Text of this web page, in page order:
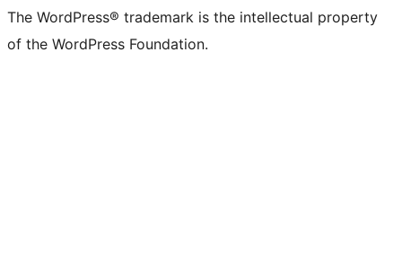
The WordPress® trademark is the intellectual property
of the WordPress Foundation.